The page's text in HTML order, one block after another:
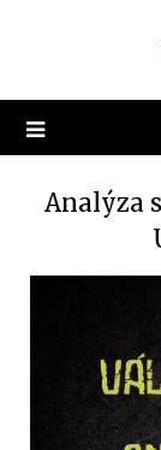
Analýza